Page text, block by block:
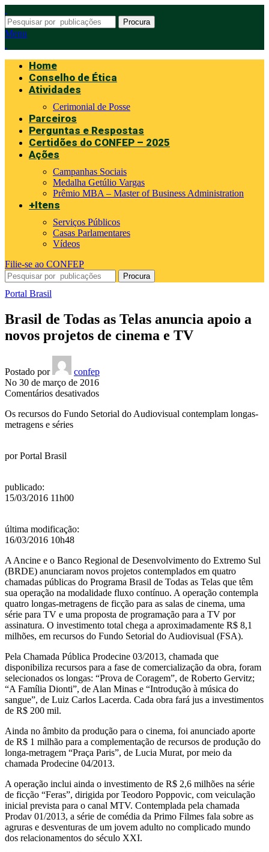
Procura
Menu
Home
Conselho de Ética
Atividades
Cerimonial de Posse
Parceiros
Perguntas e Respostas
Certidões do CONFEP – 2025
Ações
Campanhas Sociais
Medalha Getúlio Vargas
Prêmio MBA – Master of Business Administration
+Itens
Serviços Públicos
Casas Parlamentares
Vídeos
Filie-se ao CONFEP
Procura
Portal Brasil
Brasil de Todas as Telas anuncia apoio a
novos projetos de cinema e TV
Postado por
confep
No 30 de março de 2016
Comentários desativadosem
de
Os recursos do Fundo Setorial do Audiovisual contemplam longas-
metragens e séries
porPortal Brasil
publicado:
15/03/2016 11h00
última modificação:
16/03/2016 10h48
A Ancine e o Banco Regional de Desenvolvimento do Extremo Sul
(BRDE) anunciaram novos projetos contemplados em quatro
chamadas públicas do Programa Brasil de Todas as Telas que têm
sua operação na modalidade fluxo contínuo. A operação contempla
quatro longas-metragens de ficção para as salas de cinema, uma
série para TV e uma proposta de programação para a TV por
assinatura. O investimento total chega a aproximadamente R$ 8,1
milhões, em recursos do Fundo Setorial do Audiovisual (FSA).
Pela Chamada Pública Prodecine 03/2013, chamada que
disponibiliza recursos para a fase de comercialização da obra, foram
selecionados os longas: “Prova de Coragem”, de Roberto Gervitz;
“A Família Dionti”, de Alan Minas e “Introdução à música do
sangue”, de Luiz Carlos Lacerda. Cada obra fará jus a investimentos
de R$ 200 mil.
Ainda no âmbito da produção para o cinema, foi anunciado aporte
de R$ 1 milhão para a complementação de recursos de produção do
longa-metragem “Praça Paris”, de Lucia Murat, por meio da
chamada Prodecine 04/2013.
A operação inclui ainda o investimento de R$ 2,6 milhões na série
de ficção “Feras”, dirigida por Teodoro Poppovic, com veiculação
inicial prevista para o canal MTV. Contemplada pela chamada
Prodav 01/2013, a série de comédia da Primo Filmes fala sobre as
agruras e desventuras de um jovem adulto no complicado mundo
dos relacionamentos do século XXI.